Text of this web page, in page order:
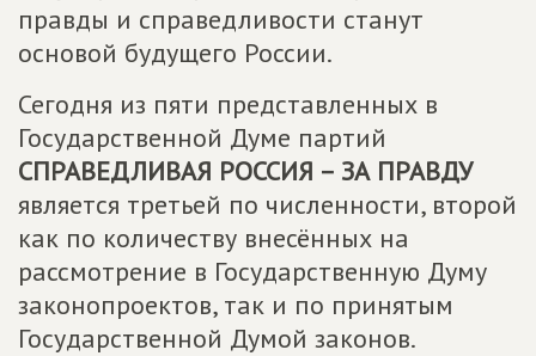
правды и справедливости станут
основой будущего России.
Сегодня из пяти представленных в
Государственной Думе партий
СПРАВЕДЛИВАЯ РОССИЯ – ЗА ПРАВДУ
является третьей по численности, второй
как по количеству внесённых на
рассмотрение в Государственную Думу
законопроектов, так и по принятым
Государственной Думой законов.